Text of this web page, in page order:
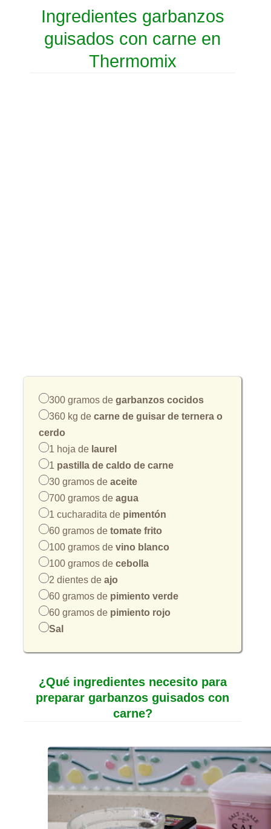
Ingredientes garbanzos
guisados con carne en
Thermomix
300 gramos de garbanzos cocidos
360 kg de carne de guisar de ternera o
cerdo
1 hoja de laurel
1 pastilla de caldo de carne
30 gramos de aceite
700 gramos de agua
1 cucharadita de pimentón
60 gramos de tomate frito
100 gramos de vino blanco
100 gramos de cebolla
2 dientes de ajo
60 gramos de pimiento verde
60 gramos de pimiento rojo
Sal
¿Qué ingredientes necesito para
preparar garbanzos guisados con
carne?